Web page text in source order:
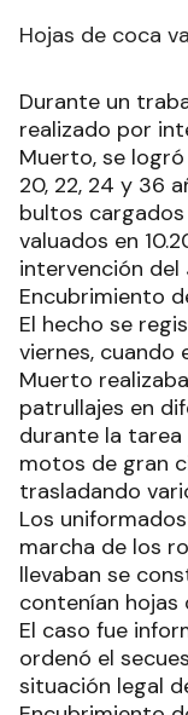
Hojas de coca
Durante un
realizado por
Muerto, se
20, 22, 24 y 36
bultos
valuados en
intervención
Encubrimiento
El hecho se
viernes, cuando
Muerto
patrullajes en
durante la
motos de gran
trasladando
Los
marcha de los
llevaban se
contenían hojas
El caso fue
ordenó el
situación legal